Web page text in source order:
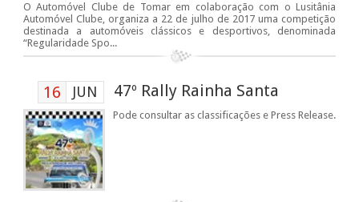
O Automóvel Clube de Tomar em colaboração com o Lusitânia
Automóvel Clube, organiza a 22 de julho de 2017 uma competição
destinada a automóveis clássicos e desportivos, denominada
“Regularidade Spo...
16 JUN 47º Rally Rainha Santa
Pode consultar as classificações e Press Release.